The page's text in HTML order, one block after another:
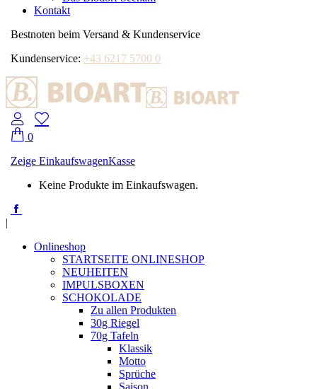
Kontakt
Bestnoten beim Versand & Kundenservice
Kundenservice: +43 6217 5700 0
0
Zeige EinkaufswagenKasse
Keine Produkte im Einkaufswagen.
in
window
|
Onlineshop
STARTSEITE ONLINESHOP
NEUHEITEN
IMPULSBOXEN
SCHOKOLADE
Zu allen Produkten
30g Riegel
70g Tafeln
Klassik
Motto
Sprüche
Saison